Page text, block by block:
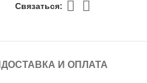
Связаться:
ДОСТАВКА И ОПЛАТА